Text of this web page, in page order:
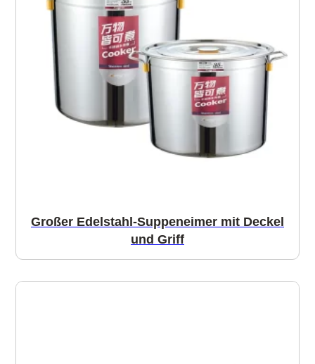
Großer Edelstahl-Suppeneimer mit Deckel
und Griff